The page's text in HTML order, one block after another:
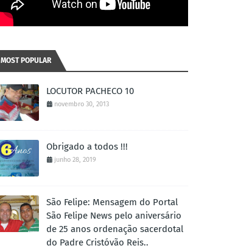
MOST POPULAR
LOCUTOR PACHECO 10
novembro 30, 2013
Obrigado a todos !!!
junho 28, 2019
São Felipe: Mensagem do Portal
São Felipe News pelo aniversário
de 25 anos ordenação sacerdotal
do Padre Cristóvão Reis..